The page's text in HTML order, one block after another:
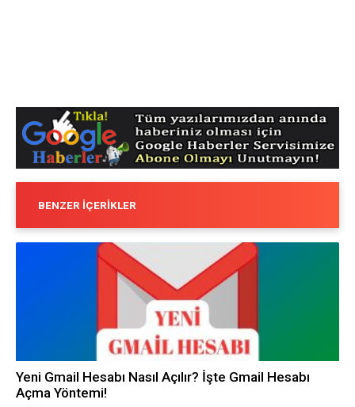
BENZER İÇERIKLER
Yeni Gmail Hesabı Nasıl Açılır? İşte Gmail Hesabı
Açma Yöntemi!